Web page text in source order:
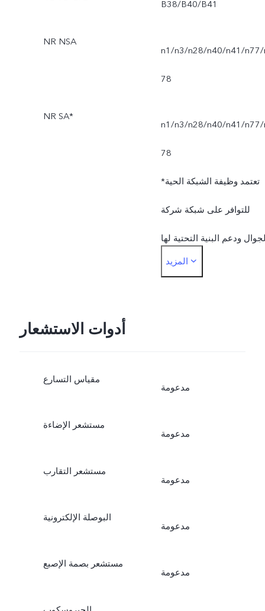
B38/B40/B41
NR NSA
n1/n3/n28/n40/n41/
78
NR SA*
n1/n3/n28/n40/n41/
78
*تعتمد وظيفة الشبكة الحية
للتوافر على شبكة شركة
ودعم البنية التحتية لها
وإصدار البرنامج على الهاتف
المزيد
أدوات الاستشعار
مقياس التسارع
مدعومة
مستشعر الإضاءة
مدعومة
مستشعر التقارب
مدعومة
البوصلة الإلكترونية
مدعومة
مستشعر بصمة الإصبع
مدعومة